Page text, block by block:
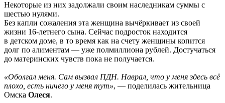
Некоторые из них задолжали своим наследникам суммы с
шестью нулями.
Без капли сожаления эта женщина вычёркивает из своей
жизни 16-летнего сына. Сейчас подросток находится
в детском доме, в то время как на счету женщины копится
долг по алиментам — уже полмиллиона рублей. Достучаться
до материнских чувств пока не получается.
«Оболгал меня. Сам вызвал ПДН. Наврал, что у меня здесь всё
плохо, есть ничего у меня тут», — поделилась жительница
Омска Олеся.